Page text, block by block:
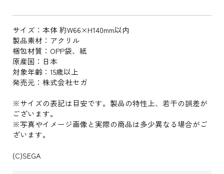
サイズ：本体 約W66×H140mm以内
製品素材：アクリル
梱包材質：OPP袋、紙
原産国：日本
対象年齢：15歳以上
発売元：株式会社セガ
※サイズの表記は目安です。製品の特性上、若干の誤差が
ございます。
※写真やイメージ画像と実際の商品は多少異なる場合がご
ざいます。
(C)SEGA